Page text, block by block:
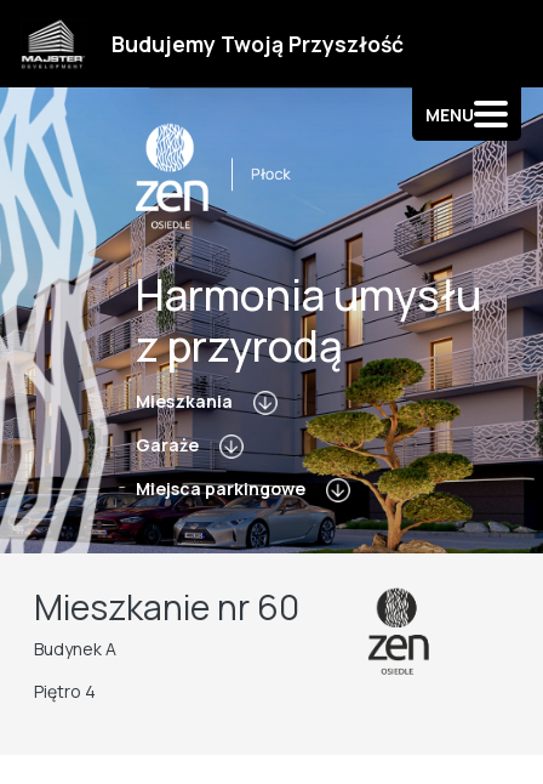
Budujemy Twoją Przyszłość
MENU
Kontakt
Harmonia umysłu
z przyrodą
Mieszkania
Garaże
Miejsca parkingowe
Mieszkanie nr 60
Budynek A
Piętro 4